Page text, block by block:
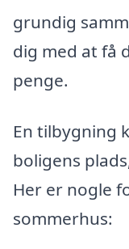
grundig
dig med at få
penge.
En tilbygning
boligens
Her er nogle
sommerhus: